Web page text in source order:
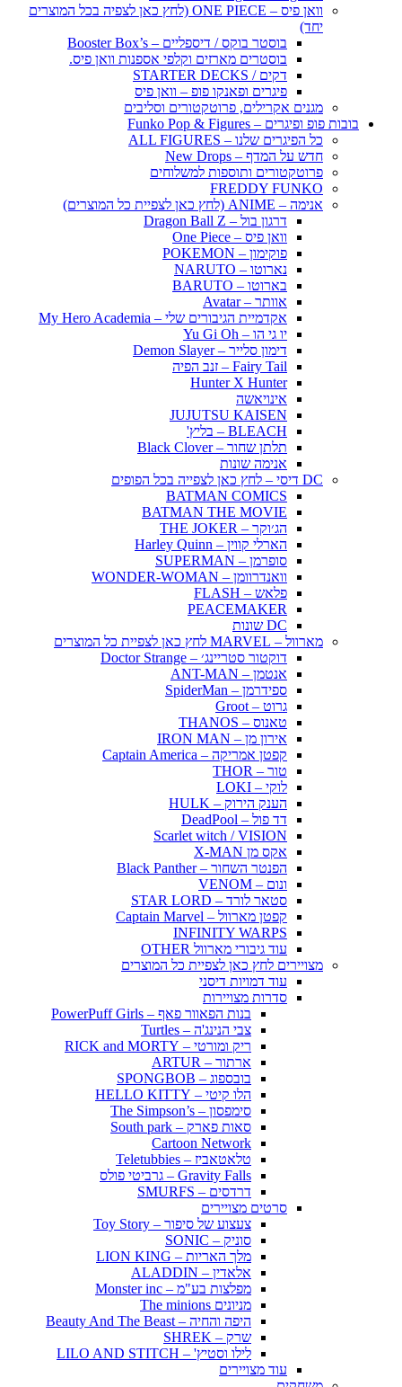
וואן פיס – ONE PIECE (לחץ כאן לצפיה בכל המוצרים
יחד)
בוסטר בוקס / דיספליים – Booster Box’s
בוסטרים מארזים וקלפי אספנות וואן פיס.
דקים / STARTER DECKS
פיגרים ופאנקו פופ – וואן פיס
מגנים אקרילים, פרוטקטורים וסליבים
בובות פופ ופיגרים – Funko Pop & Figures
כל הפיגרים שלנו – ALL FIGURES
חדש על המדף – New Drops
פרוטקטורים ותוספות למשלוחים
FREDDY FUNKO
אנימה – ANIME (לחץ כאן לצפיית כל המוצרים)
דרגון בול – Dragon Ball Z
וואן פיס – One Piece
פוקימון – POKEMON
נארוטו – NARUTO
בארוטו – BARUTO
אוותר – Avatar
אקדמיית הגיבורים שלי – My Hero Academia
יו גי הו – Yu Gi Oh
דימון סלייר – Demon Slayer
Fairy Tail – זנב הפיה
Hunter X Hunter
אינויאשה
JUJUTSU KAISEN
BLEACH – בליץ'
תלתן שחור – Black Clover
אנימה שונות
DC דיסי – לחץ כאן לצפייה בכל הפופים
BATMAN COMICS
BATMAN THE MOVIE
הג׳וקר – THE JOKER
הארלי קווין – Harley Quinn
סופרמן – SUPERMAN
וואנדרוומן – WONDER-WOMAN
פלאש – FLASH
PEACEMAKER
DC שונות
מארוול – MARVEL לחץ כאן לצפיית כל המוצרים
דוקטור סטריינג׳ – Doctor Strange
אנטמן – ANT-MAN
ספידרמן – SpiderMan
גרוט – Groot
טאנוס – THANOS
אירון מן – IRON MAN
קפטן אמריקה – Captain America
טור – THOR
לוקי – LOKI
הענק הירוק – HULK
דד פול – DeadPool
Scarlet witch / VISION
אקס מן X-MAN
הפנטר השחור – Black Panther
ונום – VENOM
סטאר לורד – STAR LORD
קפטן מארוול – Captain Marvel
INFINITY WARPS
עוד גיבורי מארוול OTHER
מצויירים לחץ כאן לצפיית כל המוצרים
עוד דמויות דיסני
סדרות מצויירות
בנות הפאוור פאף – PowerPuff Girls
צבי הנינג'ה – Turtles
ריק ומורטי – RICK and MORTY
ארתור – ARTUR
בובספוג – SPONGBOB
הלו קיטי – HELLO KITTY
סימפסון – The Simpson’s
סאות פארק – South park
Cartoon Network
טלאטאביז – Teletubbies
Gravity Falls – גרביטי פולס
דרדסים – SMURFS
סרטים מצויירים
צעצוע של סיפור – Toy Story
סוניק – SONIC
מלך האריות – LION KING
אלאדין – ALADDIN
מפלצות בע"מ – Monster inc
מניונים The minions
היפה והחיה – Beauty And The Beast
שרק – SHREK
לילו וסטיץ' – LILO AND STITCH
עוד מצויירים